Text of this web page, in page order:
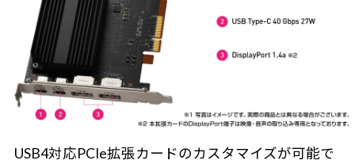
USB4対応PCIe拡張カードのカスタマイズが可能で